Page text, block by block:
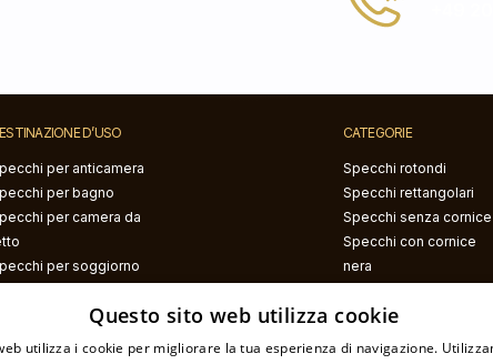
D’USO
per anticamera
per bagno
per camera da
per soggiorno
CATEGORIE
Specchi rotondi
Specchi rettangolari
Specchi senza cornice
Specchi con cornice
nera
bianca
Questo sito web utilizza cookie
utilizza i cookie per migliorare la tua esperienza di navigazione.